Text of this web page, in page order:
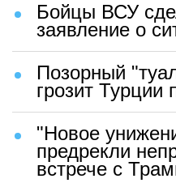
Бойцы ВСУ
заявление о
Позорный
грозит Турции
"Новое
предрекли
встрече с